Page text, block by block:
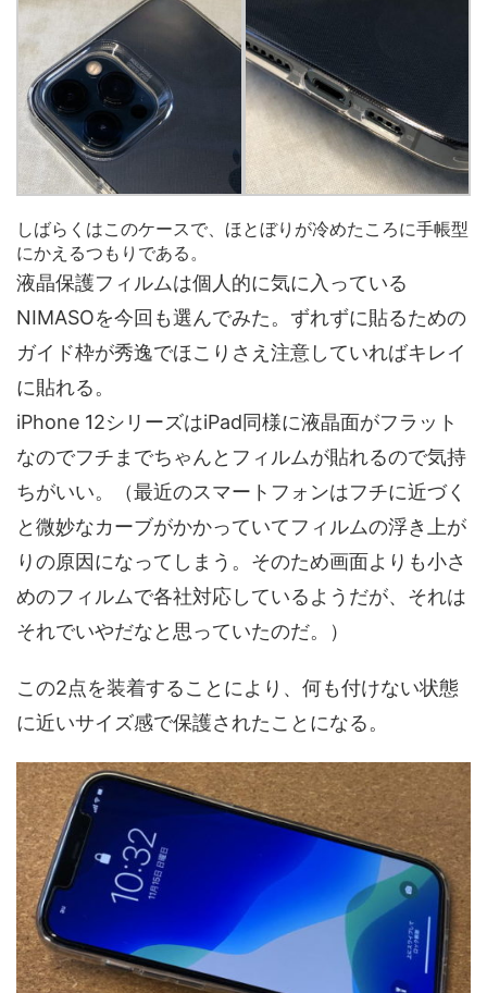
しばらくはこのケースで、ほとぼりが冷めたころに手帳型
にかえるつもりである。
液晶保護フィルムは個人的に気に入っている
NIMASOを今回も選んでみた。ずれずに貼るための
ガイド枠が秀逸でほこりさえ注意していればキレイ
に貼れる。
iPhone 12シリーズはiPad同様に液晶面がフラット
なのでフチまでちゃんとフィルムが貼れるので気持
ちがいい。（最近のスマートフォンはフチに近づく
と微妙なカーブがかかっていてフィルムの浮き上が
りの原因になってしまう。そのため画面よりも小さ
めのフィルムで各社対応しているようだが、それは
それでいやだなと思っていたのだ。）
この2点を装着することにより、何も付けない状態
に近いサイズ感で保護されたことになる。